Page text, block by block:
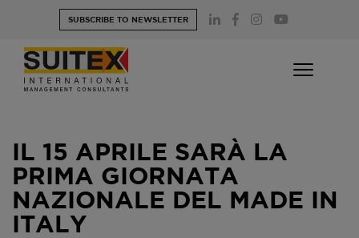
content
SUBSCRIBE TO NEWSLETTER
IL 15 APRILE SARÀ LA
PRIMA GIORNATA
NAZIONALE DEL MADE IN
ITALY